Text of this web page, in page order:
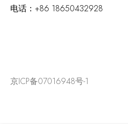
电话： +86 18650432928
京ICP备07016948号-1